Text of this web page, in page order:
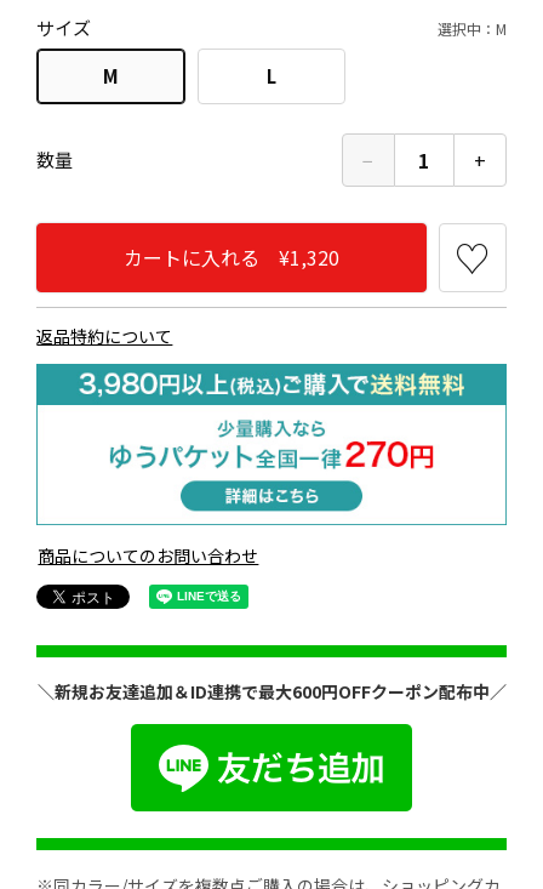
サイズ 選択中：M
M L
数量 − 1 +
カートに入れる ¥1,320
返品特約について
商品についてのお問い合わせ
＼新規お友達追加＆ID連携で最大600円OFFクーポン配布中／